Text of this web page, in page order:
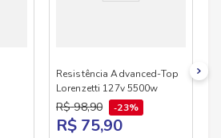
Resistência Advanced-Top
Lorenzetti 127v 5500w
R$ 98,90 23%
R$ 75,90